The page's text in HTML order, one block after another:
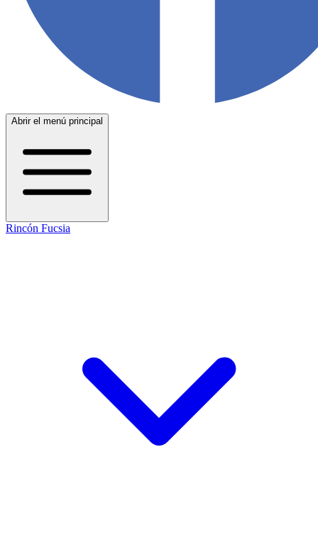
Abrir el menú principal
Rincón Fucsia